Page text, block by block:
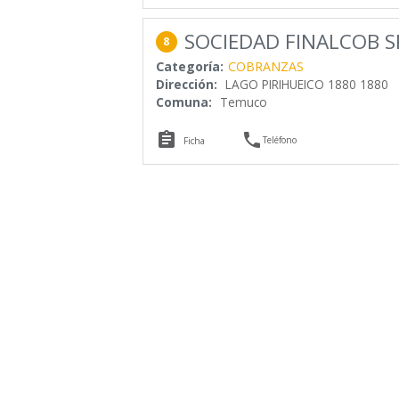
8 SOCIEDAD FINALCOB
Categoría: COBRANZAS
Dirección: LAGO PIRIHUEICO 1880 1880
Comuna: Temuco
 Ficha Teléfono